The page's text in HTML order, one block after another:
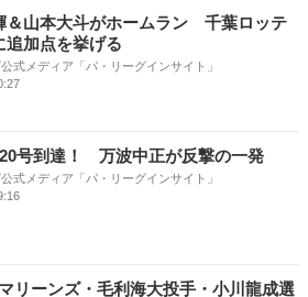
＆山本大斗がホームラン 千葉ロッテ
追加点を挙げる
式メディア「パ・リーグインサイト」
号到達！ 万波中正が反撃の一発
式メディア「パ・リーグインサイト」
マリーンズ・毛利海大投手・小川龍成選